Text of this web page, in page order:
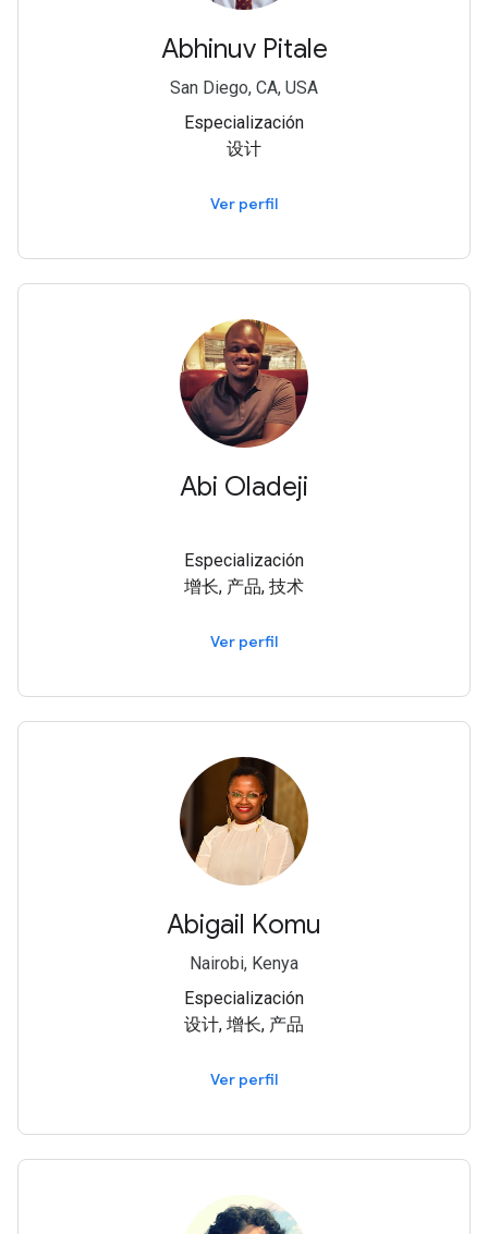
Abhinuv Pitale
San Diego, CA, USA
Especialización
设计
Ver perfil
Abi Oladeji
Especialización
增长, 产品, 技术
Ver perfil
Abigail Komu
Nairobi, Kenya
Especialización
设计, 增长, 产品
Ver perfil